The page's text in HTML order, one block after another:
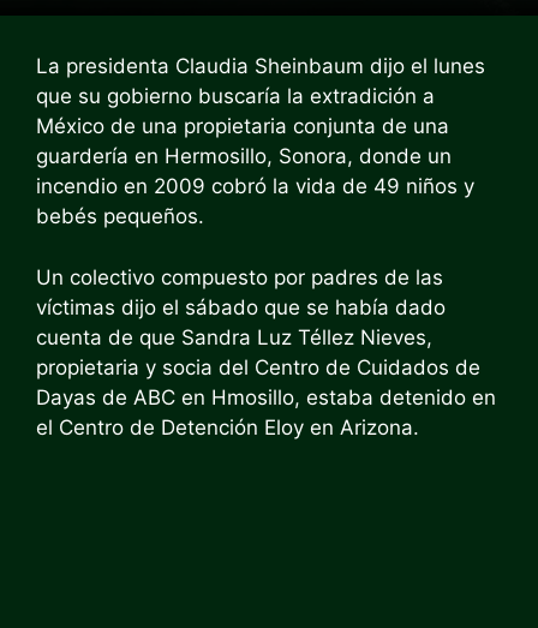
La presidenta Claudia Sheinbaum dijo el lunes
que su gobierno buscaría la extradición a
México de una propietaria conjunta de una
guardería en Hermosillo, Sonora, donde un
incendio en 2009 cobró la vida de 49 niños y
bebés pequeños.
Un colectivo compuesto por padres de las
víctimas dijo el sábado que se había dado
cuenta de que Sandra Luz Téllez Nieves,
propietaria y socia del Centro de Cuidados de
Dayas de ABC en Hmosillo, estaba detenido en
el Centro de Detención Eloy en Arizona.